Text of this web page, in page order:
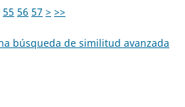
55 56 57 > >>
búsqueda de similitud avanzada